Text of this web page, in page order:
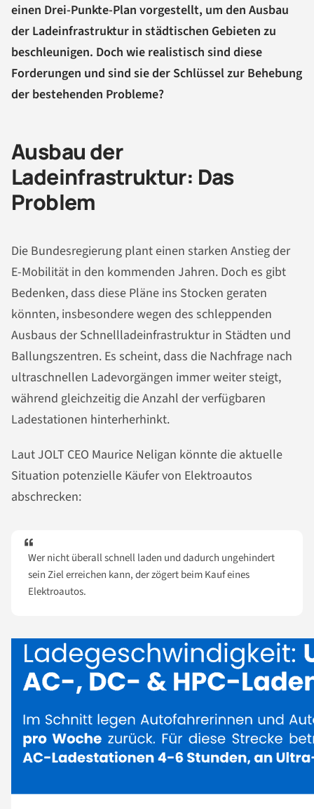
einen Drei-Punkte-Plan vorgestellt, um den Ausbau
der Ladeinfrastruktur in städtischen Gebieten zu
beschleunigen. Doch wie realistisch sind diese
Forderungen und sind sie der Schlüssel zur Behebung
der bestehenden Probleme?
Ausbau der
Ladeinfrastruktur: Das
Problem
Die Bundesregierung plant einen starken Anstieg der
E-Mobilität in den kommenden Jahren. Doch es gibt
Bedenken, dass diese Pläne ins Stocken geraten
könnten, insbesondere wegen des schleppenden
Ausbaus der Schnellladeinfrastruktur in Städten und
Ballungszentren. Es scheint, dass die Nachfrage nach
ultraschnellen Ladevorgängen immer weiter steigt,
während gleichzeitig die Anzahl der verfügbaren
Ladestationen hinterherhinkt.
Laut JOLT CEO Maurice Neligan könnte die aktuelle
Situation potenzielle Käufer von Elektroautos
abschrecken:
Wer nicht überall schnell laden und dadurch ungehindert
sein Ziel erreichen kann, der zögert beim Kauf eines
Elektroautos.